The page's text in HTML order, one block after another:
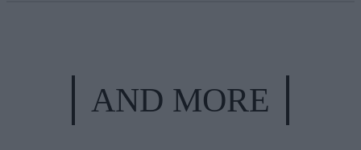
AND MORE